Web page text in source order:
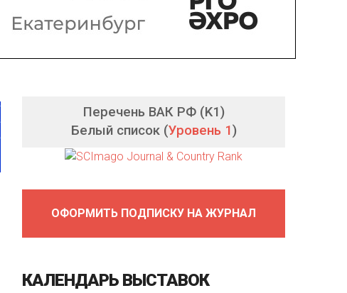
Перечень ВАК РФ (K1)
Белый список (Уровень 1)
ОФОРМИТЬ ПОДПИСКУ НА ЖУРНАЛ
КАЛЕНДАРЬ ВЫСТАВОК